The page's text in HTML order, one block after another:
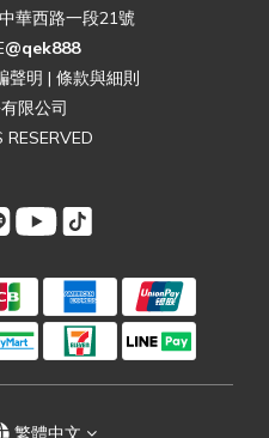
華西路一段21號
@qek888
聲明 | 條款與細則
限公司
RESERVED
繁體中文